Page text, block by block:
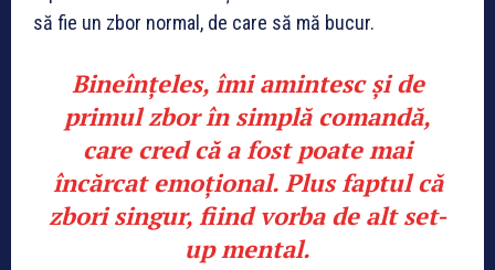
să fie un zbor normal, de care să mă bucur.
Bineînțeles, îmi amintesc și de
primul zbor în simplă comandă,
care cred că a fost poate mai
încărcat emoțional. Plus faptul că
zbori singur, fiind vorba de alt set-
up mental.